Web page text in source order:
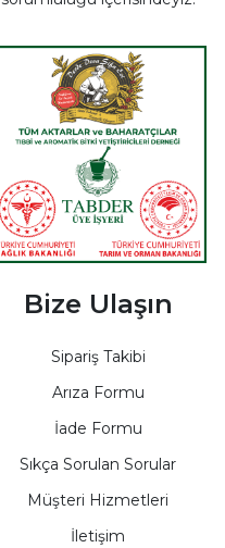
Bize Ulaşın
Sipariş Takibi
Arıza Formu
İade Formu
Sıkça Sorulan Sorular
Müşteri Hizmetleri
İletişim